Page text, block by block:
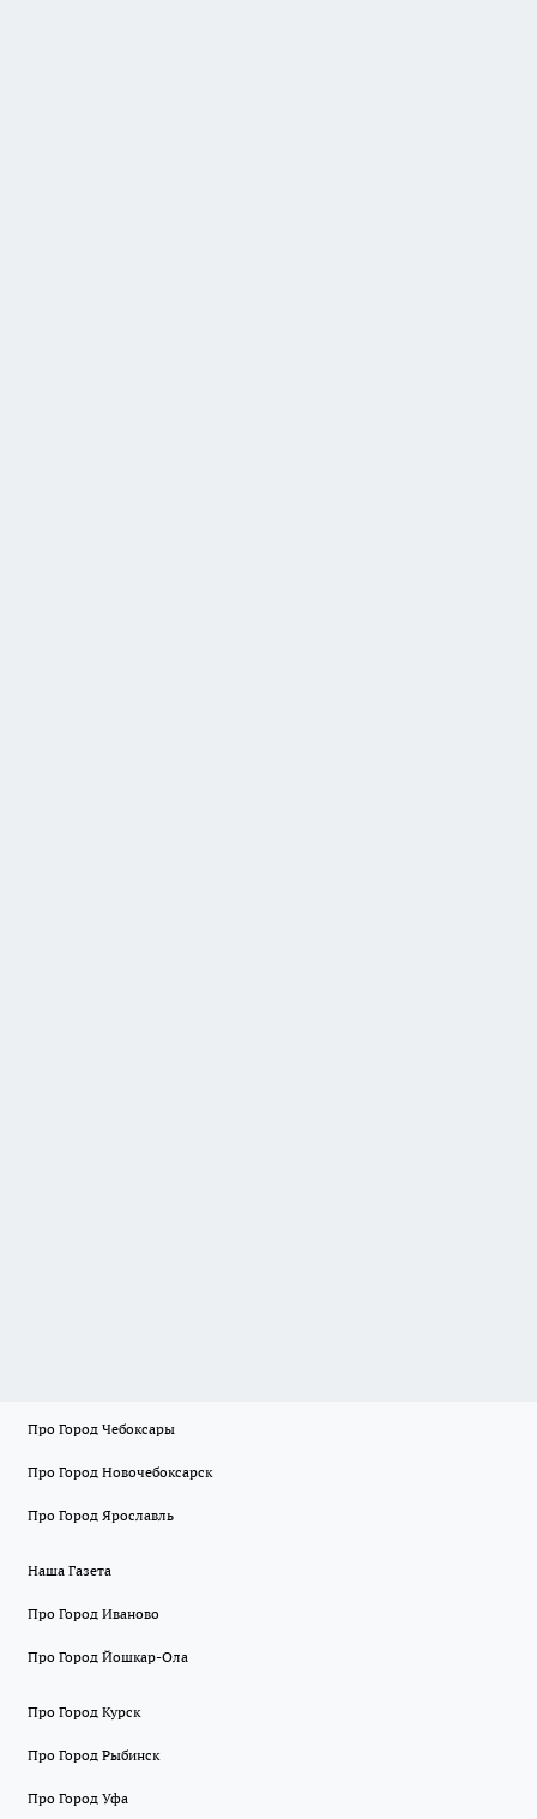
Про Город Чебоксары
Про Город Новочебоксарск
Про Город Ярославль
Наша Газета
Про Город Иваново
Про Город Йошкар-Ола
Про Город Курск
Про Город Рыбинск
Про Город Уфа